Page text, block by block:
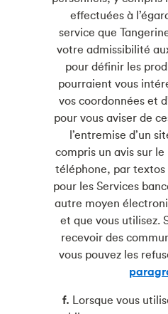
effectuées à
service que
votre admissibilité
pour définir les
pourraient vous
vos coordonnées et
pour vous aviser de
l’entremise d’un
compris un avis sur
téléphone, par
pour les Services
autre moyen
et que vous utilisez.
recevoir des
vous pouvez les
f. Lorsque vous